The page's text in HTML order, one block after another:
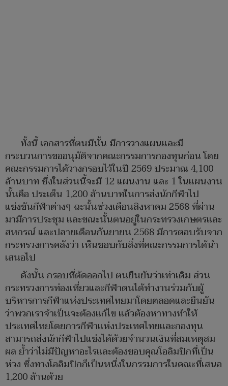
ทั้งนี้ เอกสารที่ตนมีนั้น มีการวางแผนและมี
กระบวนการขออนุมัติจากคณะกรรมการกองทุนก่อน โดย
คณะกรรมการได้วางกรอบไว้ในปี 2569 ประมาณ 4,100
ล้านบาท ซึ่งในส่วนนี้จะมี 12 แผนงาน และ 1 ในแผนงาน
นั้นคือ ประเด็น 1,200 ล้านบาทในการส่งนักกีฬาไป
แข่งขันกีฬาต่างๆ ฉะนั้นช่วงเดือนสิงหาคม 2568 ที่ผ่าน
มามีการประชุม และขณะนั้นตนอยู่ในกระทรวงเกษตรและ
สหกรณ์ และปลายเดือนกันยายน 2568 มีการตอบรับจาก
กระทรวงการคลังว่า เห็นชอบกับสิ่งที่คณะกรรมการได้นำ
เสนอไป
ดังนั้น กรอบที่ตัดออกไป ตนยืนยันว่าเท่าเดิม ส่วน
กระทรวงการท่องเที่ยวและกีฬาตนได้ทำงานร่วมกับผู้
บริหารการกีฬาแห่งประเทศไทยมาโดยตลอดและยืนยัน
ว่าพวกเราจำเป็นจะต้องแก้ไข แล้วต้องหาทางทำให้
ประเทศไทยโดยการกีฬาแห่งประเทศไทยและกองทุน
สามารถส่งนักกีฬาไปแข่งได้ด้วยจำนวนเงินที่สมเหตุสม
ผล ย้ำว่าไม่มีปัญหาอะไรและต้องขอบคุณโอลิมปิกที่เป็น
ห่วง ซึ่งทางโอลิมปิกก็เป็นหนึ่งในกรรมการในคณะที่เสนอ
1,200 ล้านด้วย